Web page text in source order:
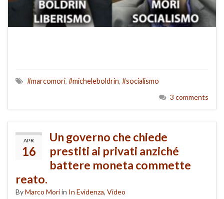
#marcomori, #micheleboldrin, #socialismo
3 comments
APR
16
Un governo che chiede
prestiti ai privati anziché
battere moneta commette
reato.
ByMarco Moriin In Evidenza, Video